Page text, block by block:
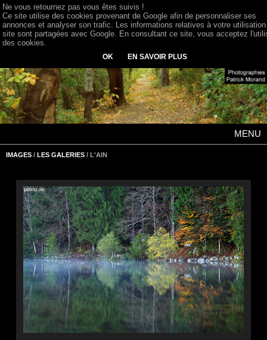
MENU
IMAGES / LES GALERIES / L'AIN
Ne vous retournez pas vous êtes suivis !
Ce site utilise des cookies provenant de Google afin de personnaliser ses
annonces et analyser son trafic. Les informations relatives à votre
site sont partagées avec Google. En consultant ce site, vous acceptez
des cookies.
OK EN SAVOIR PLUS